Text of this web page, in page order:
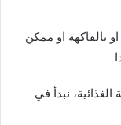
بالفاكهة او ممكن
نبدأ في